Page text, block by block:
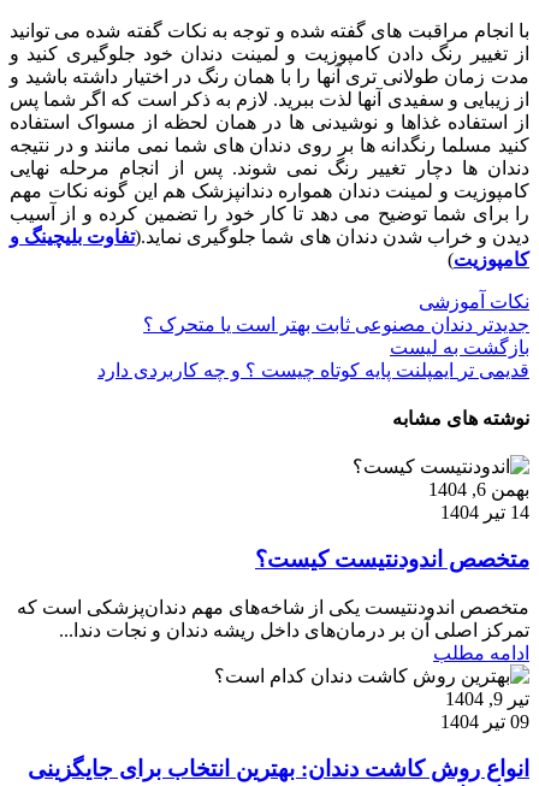
با انجام مراقبت های گفته شده و توجه به نکات گفته شده می توانید
از تغییر رنگ دادن کامپوزیت و لمینت دندان خود جلوگیری کنید و
مدت زمان طولانی تری آنها را با همان رنگ در اختیار داشته باشید و
از زیبایی و سفیدی آنها لذت ببرید. لازم به ذکر است که اگر شما پس
از استفاده غذاها و نوشیدنی ها در همان لحظه از مسواک استفاده
کنید مسلما رنگدانه ها بر روی دندان های شما نمی مانند و در نتیجه
دندان ها دچار تغییر رنگ نمی شوند. پس از انجام مرحله نهایی
کامپوزیت و لمینت دندان همواره دندانپزشک هم این گونه نکات مهم
را برای شما توضیح می دهد تا کار خود را تضمین کرده و از آسیب
دیدن و خراب شدن دندان های شما جلوگیری نماید.(تفاوت بلیچینگ و
کامپوزیت)
نکات آموزشی
جدیدتر دندان مصنوعی ثابت بهتر است یا متحرک ؟
بازگشت به لیست
قدیمی تر
ایمپلنت پایه کوتاه چیست ؟ و چه کاربردی دارد
نوشته های مشابه
بهمن 6, 1404
14 تیر 1404
متخصص اندودنتیست کیست؟
متخصص اندودنتیست یکی از شاخه‌های مهم دندان‌پزشکی است که
تمرکز اصلی آن بر درمان‌های داخل ریشه دندان و نجات دندا...
ادامه مطلب
تیر 9, 1404
09 تیر 1404
انواع روش کاشت دندان: بهترین انتخاب برای جایگزینی